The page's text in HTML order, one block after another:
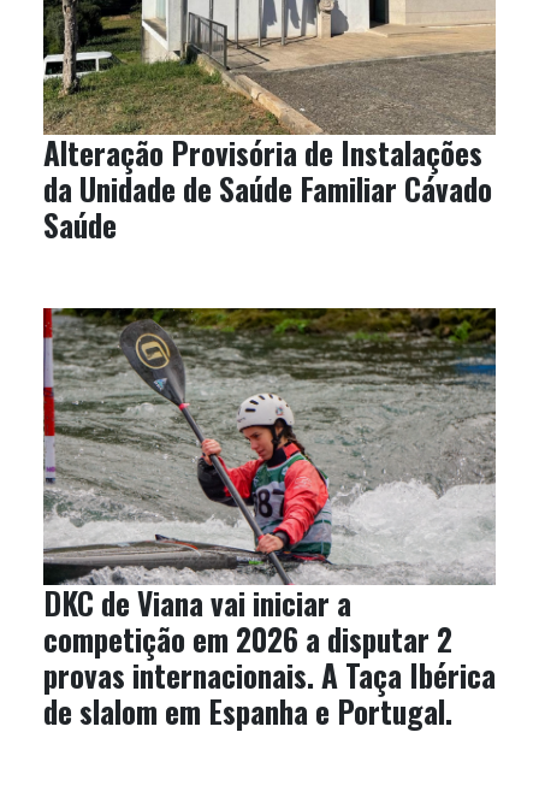
Alteração Provisória de Instalações
da Unidade de Saúde Familiar Cávado
Saúde
DKC de Viana vai iniciar a
competição em 2026 a disputar 2
provas internacionais. A Taça Ibérica
de slalom em Espanha e Portugal.